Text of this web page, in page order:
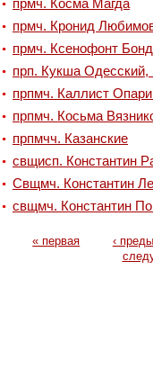
прмч. Косма Магда
прмч. Кронид
прмч. Ксенофонт
прп. Кукша Одесский,
прпмч. Каллист
прпмч. Косьма
прпмчч. Казанские
свщисп. Константин
Свщмч. Константин
свщмч. Константин
Страницы« первая
‹